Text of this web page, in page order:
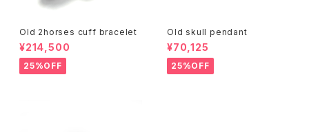
Old 2horses cuff bracelet
¥214,500
25%OFF
Old skull pendant
¥70,125
25%OFF